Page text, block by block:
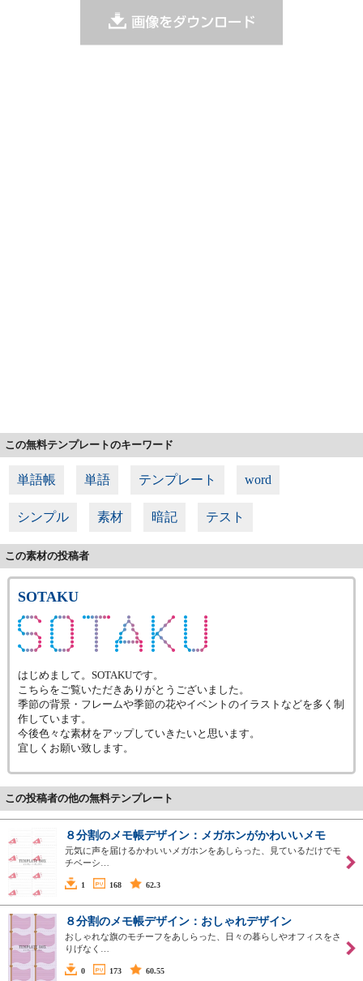
この無料テンプレートのキーワード
単語帳 単語 テンプレート word
シンプル 素材 暗記 テスト
この素材の投稿者
SOTAKU
はじめまして。SOTAKUです。
こちらをご覧いただきありがとうございました。
季節の背景・フレームや季節の花やイベントのイラストなどを多く制
作しています。
今後色々な素材をアップしていきたいと思います。
宜しくお願い致します。
この投稿者の他の無料テンプレート
８分割のメモ帳デザイン：メガホンがかわいいメモ
元気に声を届けるかわいいメガホンをあしらった、見ているだけでモ
チベーシ…
1 168 62.3
８分割のメモ帳デザイン：おしゃれデザイン
おしゃれな旗のモチーフをあしらった、日々の暮らしやオフィスをさ
りげなく…
0 173 60.55